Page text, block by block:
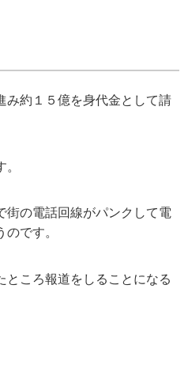
み約１５億を身代金として請
街の電話回線がパンクして電
です。
ところ報道をしることになる